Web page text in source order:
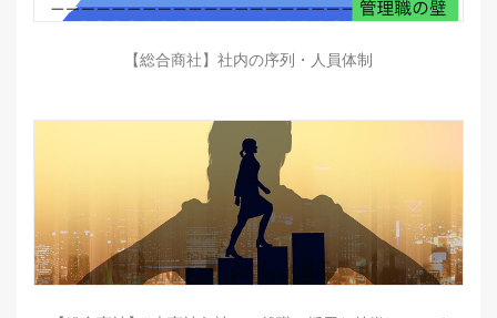
【総合商社】社内の序列・人員体制